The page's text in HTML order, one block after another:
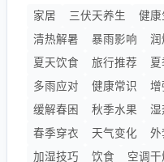
家居 三伏天养生 健康
清热解暑
暴雨影响 润
夏天饮食
旅行推荐
多雨应对
健康常识 增
缓解春困
秋季水果 湿
春季穿衣
天气变化 外
加湿技巧
饮食 空调干